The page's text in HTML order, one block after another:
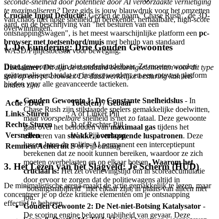
Cruciale Input Deductie:Gezien de naam "Chase Rush", de 3D-
aard, en de beschrijving van "het besturen van een
ontsnappingswagen", is het meest waarschijnlijke platform een pc-
browser met toetsenbord/muis met behulp van standaard
WASD/Pijltjestoetsen voor beweging.
Disclaimer: Dit zijn de standaard besturingselementen voor dit type
spel op een pc-browser. De daadwerkelijke besturing kan iets
anders zijn.
Actie / Doel
Toets(en) / Gebaar
Links Sturen
A of Linker Pijl
Rechts Sturen
D of Rechter Pijl
Versnellen
W of Pijl omhoog
Remmen/Achteruit S of Pijl omlaag
3. Het Lezen van het Slagveld: Je Scherm (HUD)
De minimalistische arena maakt de actie gemakkelijk te lezen, maar
concentreer je op deze kritieke elementen om je ontsnapping
effectief te beheren.
seconde-snelheid door potentiële door AI veroorzaakte vernietiging
te maximaliseren? Deze gids is jouw blauwdruk voor het omzetten
van chaos met hoge snelheid in berekende, herhaalbare, high-score
overwinningen.
1. De Fundering: Drie Gouden Gewoontes
Deze gewoontes zijn niet onderhandelbaar. Ze moeten worden
geïnternaliseerd totdat ze instinct worden, en een rotsvast platform
bieden voor alle geavanceerde tactieken.
Gouden Gewoonte 1: De Constante Snelheidslus - In
Chase Rush zijn stilstaande spelers gemakkelijke doelwitten,
maarvoorspelbaresnelheid is net zo fataal. Deze gewoonte
gaat over het behouden vanmaximaal gas tijdens het
uitvoeren van strakke, overlappende luspatronen. Deze
lussen laten de politie-AI permanent een interceptiepunt
berekenen dat ze nooit kunnen bereiken, waardoor ze zich
moeten overbelasten en op elkaar botsen.Waarom het
cruciaal is:Het zet overlevingstijd om in scoreaccumulatie
door ervoor te zorgen dat de politiewagens altijd in
"botsingsnabijheid" met elkaar zijn, in plaats van alleen met
jou.
Gouden Gewoonte 2: De Net-niet-Botsing Katalysator -
De scoring engine beloont nabijheid van gevaar. Deze